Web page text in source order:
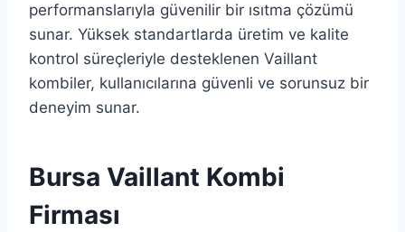
performanslarıyla güvenilir bir ısıtma çözümü
sunar. Yüksek standartlarda üretim ve kalite
kontrol süreçleriyle desteklenen Vaillant
kombiler, kullanıcılarına güvenli ve sorunsuz bir
deneyim sunar.
Bursa Vaillant Kombi
Firması